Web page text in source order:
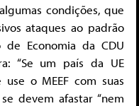
condições, que
ataques ao padrão
Economia da CDU
“Se um país da UE
o MEEF com suas
devem afastar “nem